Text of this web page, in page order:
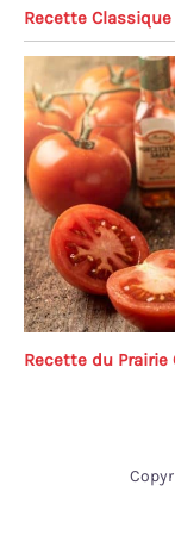
Recette
Recette du Prairie